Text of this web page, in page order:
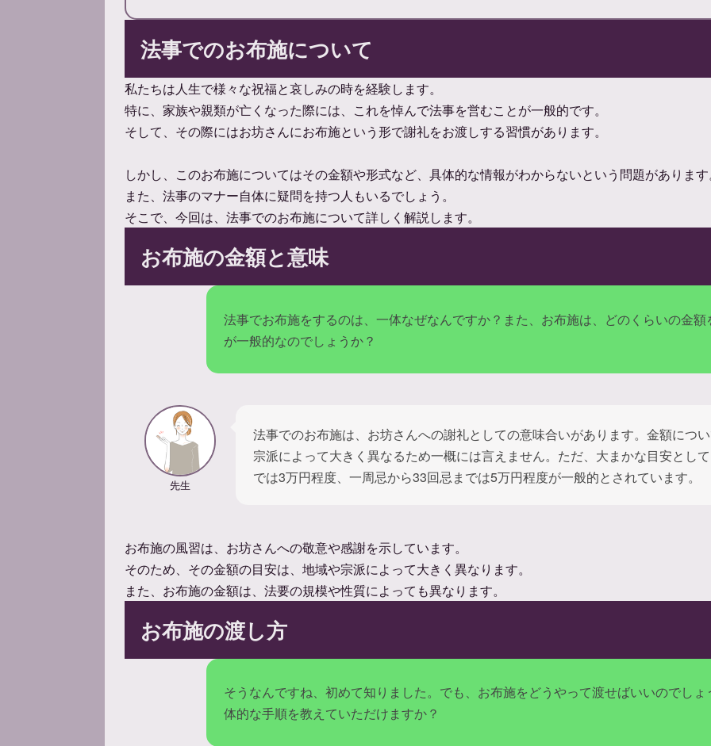
法事でのお布施について
私たちは人生で様々な祝福と哀しみの時を経験します。
特に、家族や親類が亡くなった際には、これを悼んで法事を営むことが一般的です。
そして、その際にはお坊さんにお布施という形で謝礼をお渡しする習慣があります。
しかし、このお布施についてはその金額や形式など、具体的な情報がわからないという問題がありま
また、法事のマナー自体に疑問を持つ人もいるでしょう。
そこで、今回は、法事でのお布施について詳しく解説します。
お布施の金額と意味
法事でお布施をするのは、一体なぜなんですか？また、お布施は、どのくらいの金額
が一般的なのでしょうか？
先生
法事でのお布施は、お坊さんへの謝礼としての意味合いがあります。金額につ
宗派によって大きく異なるため一概には言えません。ただ、大まかな目安とし
では3万円程度、一周忌から33回忌までは5万円程度が一般的とされています。
お布施の風習は、お坊さんへの敬意や感謝を示しています。
そのため、その金額の目安は、地域や宗派によって大きく異なります。
また、お布施の金額は、法要の規模や性質によっても異なります。
お布施の渡し方
そうなんですね、初めて知りました。でも、お布施をどうやって渡せばいいのでしょ
体的な手順を教えていただけますか？